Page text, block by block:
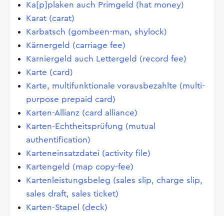
Ka[p]plaken auch Primgeld (hat money)
Karat (carat)
Karbatsch (gombeen-man, shylock)
Kärnergeld (carriage fee)
Karniergeld auch Lettergeld (record fee)
Karte (card)
Karte, multifunktionale vorausbezahlte (multi-
purpose prepaid card)
Karten-Allianz (card alliance)
Karten-Echtheitsprüfung (mutual
authentification)
Karteneinsatzdatei (activity file)
Kartengeld (map copy-fee)
Kartenleistungsbeleg (sales slip, charge slip,
sales draft, sales ticket)
Karten-Stapel (deck)